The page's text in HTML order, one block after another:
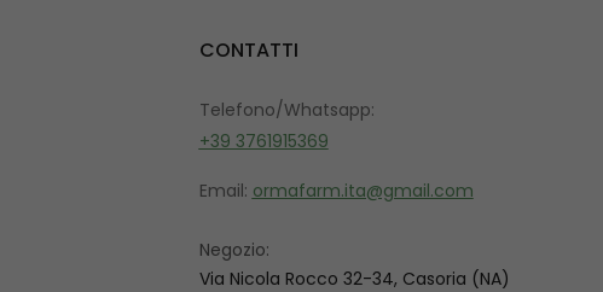
CONTATTI
Telefono/Whatsapp:
+39 3761915369
Email: ormafarm.ita@gmail.com
Negozio:
Via Nicola Rocco 32-34, Casoria (NA)